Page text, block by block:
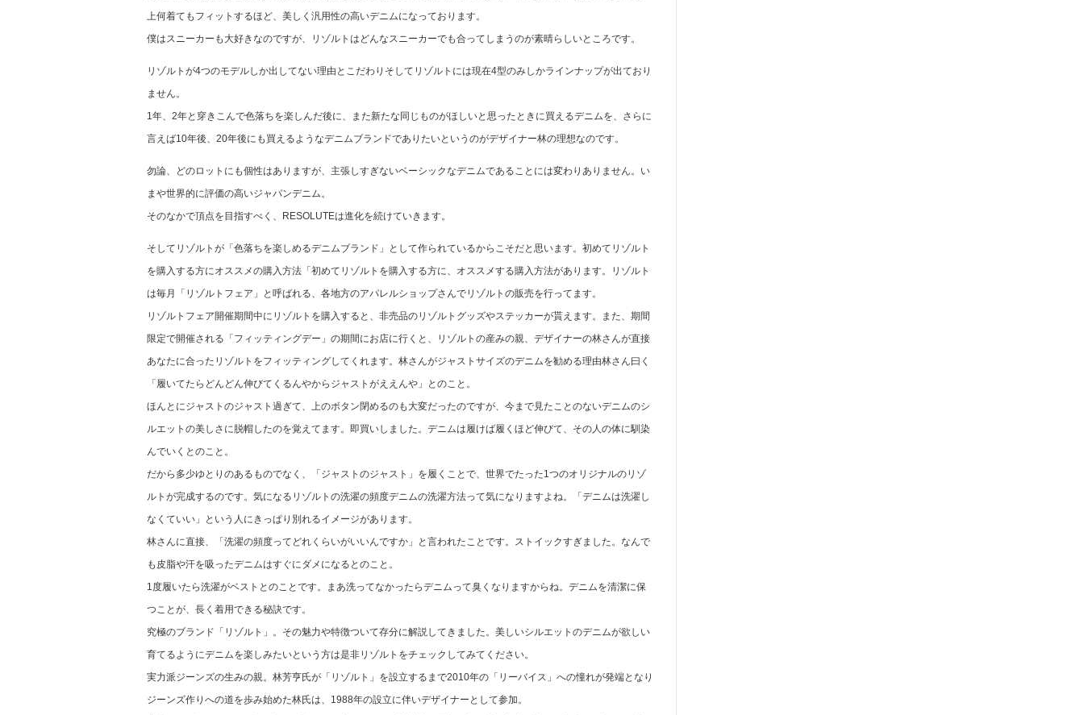
上何着てもフィットするほど、美しく汎用性の高いデニムになっております。
僕はスニーカーも大好きなのですが、リゾルトはどんなスニーカーでも合ってしまうのが素晴らしいところです。
リゾルトが4つのモデルしか出してない理由とこだわりそしてリゾルトには現在4型のみしかラインナップが出ており
ません。
1年、2年と穿きこんで色落ちを楽しんだ後に、また新たな同じものがほしいと思ったときに買えるデニムを、さらに
言えば10年後、20年後にも買えるようなデニムブランドでありたいというのがデザイナー林の理想なのです。
勿論、どのロットにも個性はありますが、主張しすぎないベーシックなデニムであることには変わりありません。い
まや世界的に評価の高いジャパンデニム。
そのなかで頂点を目指すべく、RESOLUTEは進化を続けていきます。
そしてリゾルトが「色落ちを楽しめるデニムブランド」として作られているからこそだと思います。初めてリゾルト
を購入する方にオススメの購入方法「初めてリゾルトを購入する方に、オススメする購入方法があります。リゾルト
は毎月「リゾルトフェア」と呼ばれる、各地方のアパレルショップさんでリゾルトの販売を行ってます。
リゾルトフェア開催期間中にリゾルトを購入すると、非売品のリゾルトグッズやステッカーが貰えます。また、期間
限定で開催される「フィッティングデー」の期間にお店に行くと、リゾルトの産みの親、デザイナーの林さんが直接
あなたに合ったリゾルトをフィッティングしてくれます。林さんがジャストサイズのデニムを勧める理由林さん曰く
「履いてたらどんどん伸びてくるんやからジャストがええんや」とのこと。
ほんとにジャストのジャスト過ぎて、上のボタン閉めるのも大変だったのですが、今まで見たことのないデニムのシ
ルエットの美しさに脱帽したのを覚えてます。即買いしました。デニムは履けば履くほど伸びて、その人の体に馴染
んでいくとのこと。
だから多少ゆとりのあるものでなく、「ジャストのジャスト」を履くことで、世界でたった1つのオリジナルのリゾ
ルトが完成するのです。気になるリゾルトの洗濯の頻度デニムの洗濯方法って気になりますよね。「デニムは洗濯し
なくていい」という人にきっぱり別れるイメージがあります。
林さんに直接、「洗濯の頻度ってどれくらいがいいんですか」と言われたことです。ストイックすぎました。なんで
も皮脂や汗を吸ったデニムはすぐにダメになるとのこと。
1度履いたら洗濯がベストとのことです。まあ洗ってなかったらデニムって臭くなりますからね。デニムを清潔に保
つことが、長く着用できる秘訣です。
究極のブランド「リゾルト」。その魅力や特徴ついて存分に解説してきました。美しいシルエットのデニムが欲しい
育てるようにデニムを楽しみたいという方は是非リゾルトをチェックしてみてください。
実力派ジーンズの生みの親。林芳亨氏が「リゾルト」を設立するまで2010年の「リーバイス」への憧れが発端となり
ジーンズ作りへの道を歩み始めた林氏は、1988年の設立に伴いデザイナーとして参加。